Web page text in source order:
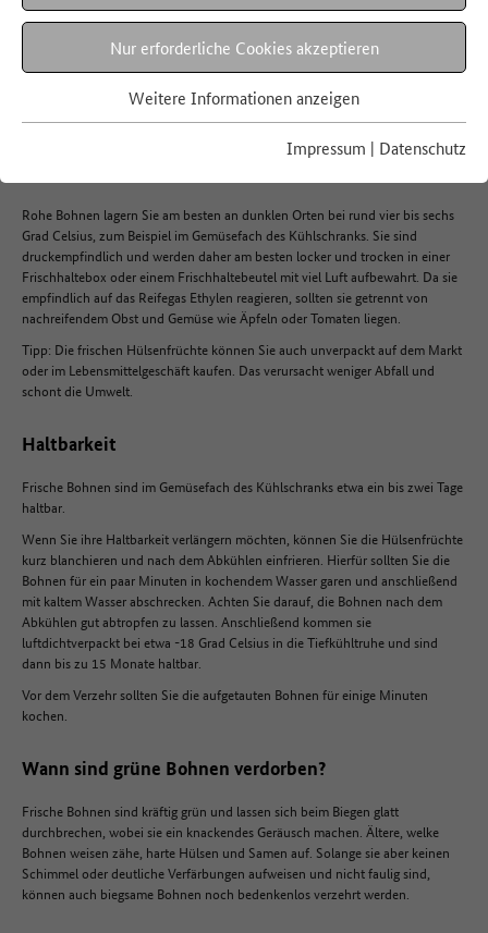
Nur erforderliche Cookies akzeptieren
Weitere Informationen anzeigen
Impressum | Datenschutz
Hier finden Sie Informationen zur richtigen Lagerung, Haltbarkeit und
Resteverwertung von grünen Bohnen. So reduzieren Sie ganz einfach
Lebensmittelabfälle.
Rohe Bohnen lagern Sie am besten an dunklen Orten bei rund vier bis sechs
Grad Celsius, zum Beispiel im Gemüsefach des Kühlschranks. Sie sind
druckempfindlich und werden daher am besten locker und trocken in einer
Frischhaltebox oder einem Frischhaltebeutel mit viel Luft aufbewahrt. Da sie
empfindlich auf das Reifegas Ethylen reagieren, sollten sie getrennt von
nachreifendem Obst und Gemüse wie Äpfeln oder Tomaten liegen.
Tipp: Die frischen Hülsenfrüchte können Sie auch unverpackt auf dem Markt
oder im Lebensmittelgeschäft kaufen. Das verursacht weniger Abfall und
schont die Umwelt.
Haltbarkeit
Frische Bohnen sind im Gemüsefach des Kühlschranks etwa ein bis zwei Tage
haltbar.
Wenn Sie ihre Haltbarkeit verlängern möchten, können Sie die Hülsenfrüchte
kurz blanchieren und nach dem Abkühlen einfrieren. Hierfür sollten Sie die
Bohnen für ein paar Minuten in kochendem Wasser garen und anschließend
mit kaltem Wasser abschrecken. Achten Sie darauf, die Bohnen nach dem
Abkühlen gut abtropfen zu lassen. Anschließend kommen sie
luftdichtverpackt bei etwa -18 Grad Celsius in die Tiefkühltruhe und sind
dann bis zu 15 Monate haltbar.
Vor dem Verzehr sollten Sie die aufgetauten Bohnen für einige Minuten
kochen.
Wann sind grüne Bohnen verdorben?
Frische Bohnen sind kräftig grün und lassen sich beim Biegen glatt
durchbrechen, wobei sie ein knackendes Geräusch machen. Ältere, welke
Bohnen weisen zähe, harte Hülsen und Samen auf. Solange sie aber keinen
Schimmel oder deutliche Verfärbungen aufweisen und nicht faulig sind,
können auch biegsame Bohnen noch bedenkenlos verzehrt werden.